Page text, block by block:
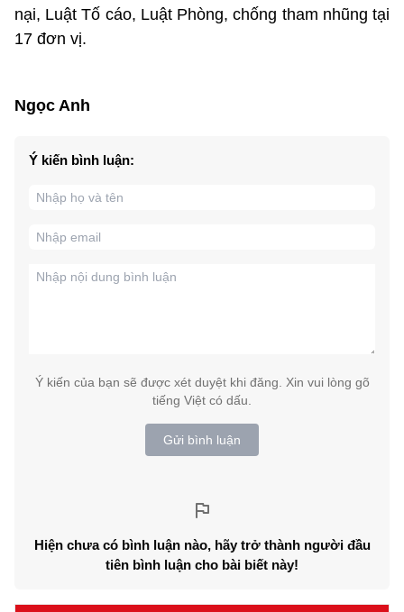
nại, Luật Tố cáo, Luật Phòng, chống tham nhũng tại
17 đơn vị.
Ngọc Anh
Ý kiến bình luận:
Ý kiến của bạn sẽ được xét duyệt khi đăng. Xin vui lòng gõ
tiếng Việt có dấu.
Gửi bình luận
Hiện chưa có bình luận nào, hãy trở thành người đầu
tiên bình luận cho bài biết này!